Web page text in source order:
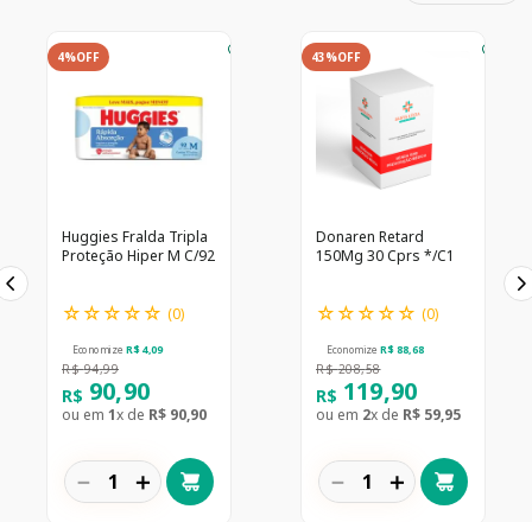
4%OFF
Huggies Fralda Tripla
Proteção Hiper M C/92
☆☆☆☆☆ (0)
Economize R$ 4,09
R$ 94,99
R$ 90,90
ou em 1x de R$ 90,90
＋
－
43%OFF
Donaren Retard
150Mg 30 Cprs */C1
☆☆☆☆☆ (0)
Economize R$ 88,68
R$ 208,58
R$ 119,90
ou em 2x de R$ 59,95
＋
－